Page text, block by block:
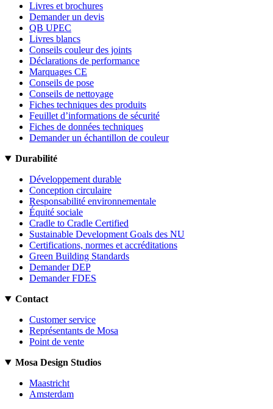
Livres et brochures
Demander un devis
QB UPEC
Livres blancs
Conseils couleur des joints
Déclarations de performance
Marquages CE
Conseils de pose
Conseils de nettoyage
Fiches techniques des produits
Feuillet d’informations de sécurité
Fiches de données techniques
Demander un échantillon de couleur
Durabilité
Développement durable
Conception circulaire
Responsabilité environnementale
Équité sociale
Cradle to Cradle Certified
Sustainable Development Goals des NU
Certifications, normes et accréditations
Green Building Standards
Demander DEP
Demander FDES
Contact
Customer service
Représentants de Mosa
Point de vente
Mosa Design Studios
Maastricht
Amsterdam